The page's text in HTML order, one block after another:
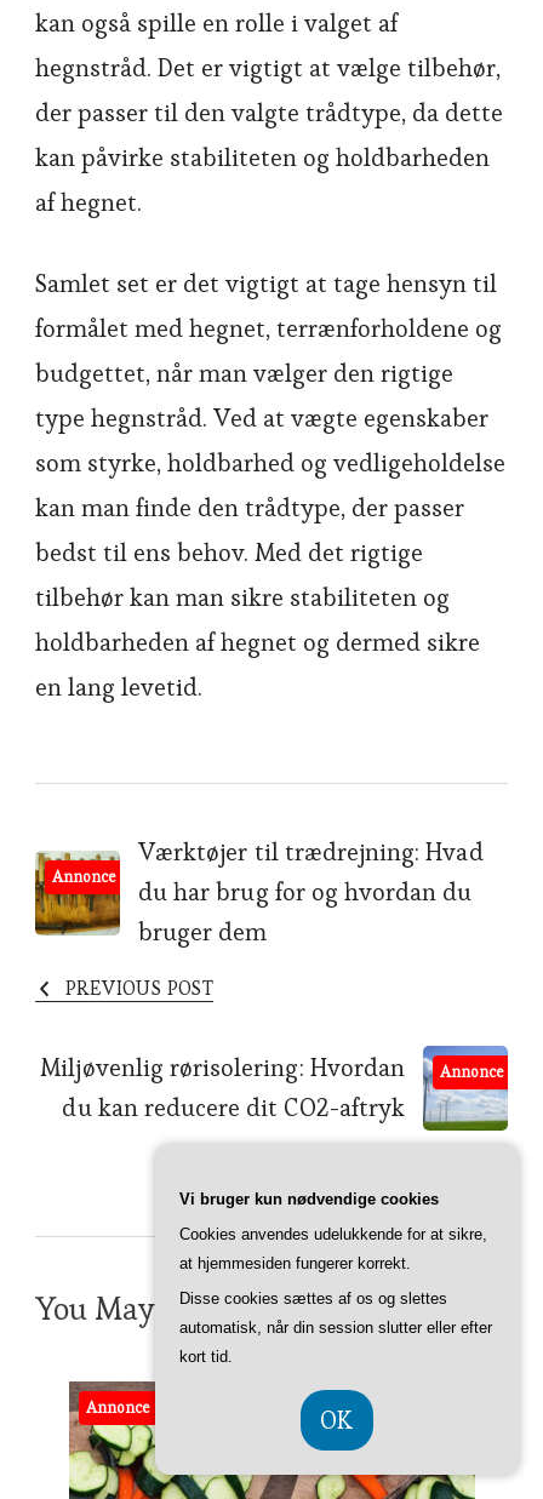
kan også spille en rolle i valget af
hegnstråd. Det er vigtigt at vælge tilbehør,
der passer til den valgte trådtype, da dette
kan påvirke stabiliteten og holdbarheden
af hegnet.
Samlet set er det vigtigt at tage hensyn til
formålet med hegnet, terrænforholdene og
budgettet, når man vælger den rigtige
type hegnstråd. Ved at vægte egenskaber
som styrke, holdbarhed og vedligeholdelse
kan man finde den trådtype, der passer
bedst til ens behov. Med det rigtige
tilbehør kan man sikre stabiliteten og
holdbarheden af hegnet og dermed sikre
en lang levetid.
Post
Navigation
Annonce
Værktøjer til trædrejning: Hvad
du har brug for og hvordan du
bruger dem
PREVIOUS POST
Annonce
Miljøvenlig rørisolering: Hvordan
du kan reducere dit CO2-aftryk
You May Also Like
Annonce
Vi bruger kun nødvendige cookies
Cookies anvendes udelukkende for at sikre,
at hjemmesiden fungerer korrekt.
Disse cookies sættes af os og slettes
automatisk, når din session slutter eller efter
kort tid.
OK